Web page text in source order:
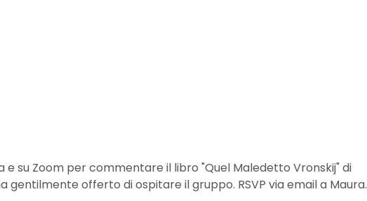
e su Zoom per commentare il libro "Quel Maledetto Vronskij" di
gentilmente offerto di ospitare il gruppo. RSVP via email a Maura.